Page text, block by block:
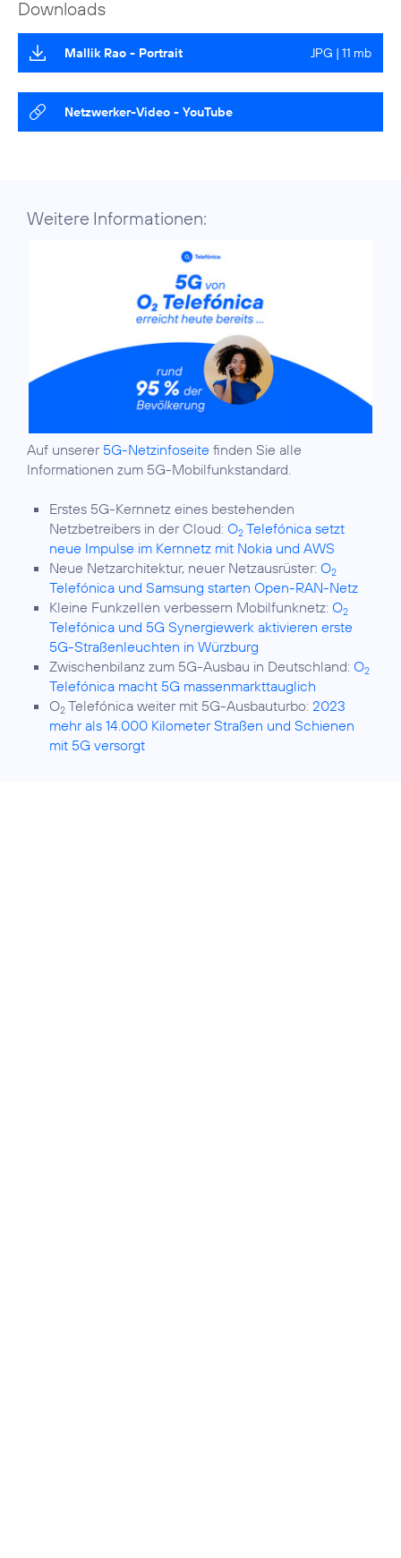
Downloads
Mallik Rao - Portrait JPG | 11 mb
Netzwerker-Video - YouTube
Weitere Informationen:
Auf unserer 5G-Netzinfoseite finden Sie alle
Informationen zum 5G-Mobilfunkstandard.
Erstes 5G-Kernnetz eines bestehenden
Netzbetreibers in der Cloud: O2 Telefónica setzt
neue Impulse im Kernnetz mit Nokia und AWS
Neue Netzarchitektur, neuer Netzausrüster: O2
Telefónica und Samsung starten Open-RAN-Netz
Kleine Funkzellen verbessern Mobilfunknetz: O2
Telefónica und 5G Synergiewerk aktivieren erste
5G-Straßenleuchten in Würzburg
Zwischenbilanz zum 5G-Ausbau in Deutschland: O2
Telefónica macht 5G massenmarkttauglich
O2 Telefónica weiter mit 5G-Ausbauturbo: 2023
mehr als 14.000 Kilometer Straßen und Schienen
mit 5G versorgt